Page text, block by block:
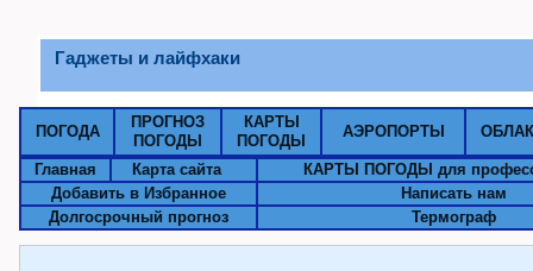
Гаджеты и лайфхаки
ПОГОДА
ПРОГНОЗ
ПОГОДЫ
КАРТЫ
ПОГОДЫ
АЭРОПОРТЫ
Главная Карта сайта
КАРТЫ ПОГОДЫ для
Добавить в Избранное
Написать нам
Долгосрочный прогноз
Термограф